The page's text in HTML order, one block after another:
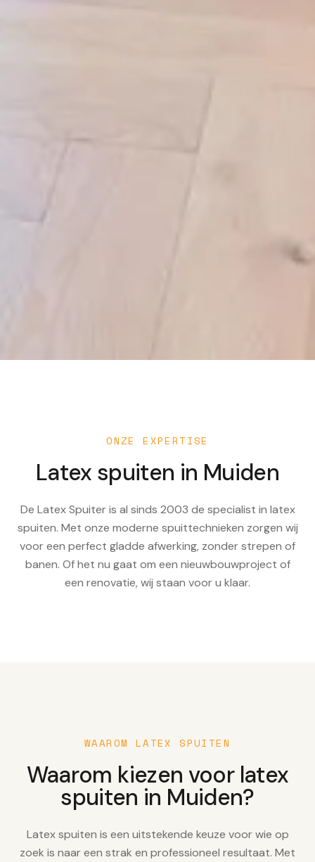
ONZE EXPERTISE
Latex spuiten in Muiden
De Latex Spuiter is al sinds 2003 de specialist in latex
spuiten. Met onze moderne spuittechnieken zorgen wij
voor een perfect gladde afwerking, zonder strepen of
banen. Of het nu gaat om een nieuwbouwproject of
een renovatie, wij staan voor u klaar.
WAAROM LATEX SPUITEN
Waarom kiezen voor latex
spuiten in Muiden?
Latex spuiten is een uitstekende keuze voor wie op
zoek is naar een strak en professioneel resultaat. Met